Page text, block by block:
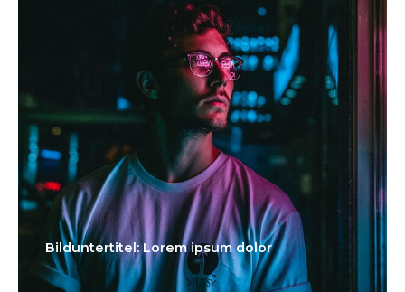
Bilduntertitel: Lorem ipsum dolor